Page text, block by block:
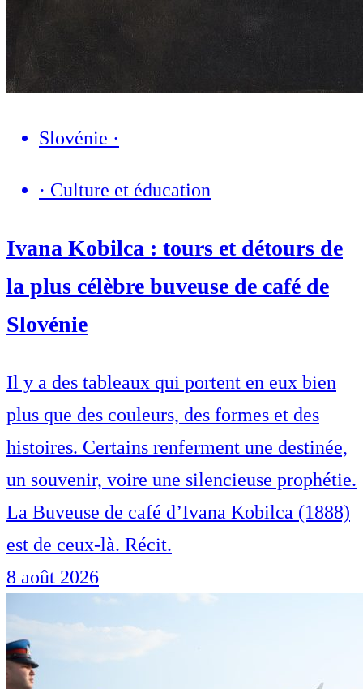
Slovénie ·
· Culture et éducation
Ivana Kobilca : tours et détours de
la plus célèbre buveuse de café de
Slovénie
Il y a des tableaux qui portent en eux bien
plus que des couleurs, des formes et des
histoires. Certains renferment une destinée,
un souvenir, voire une silencieuse prophétie.
La Buveuse de café d’Ivana Kobilca (1888)
est de ceux-là. Récit.
8 août 2026